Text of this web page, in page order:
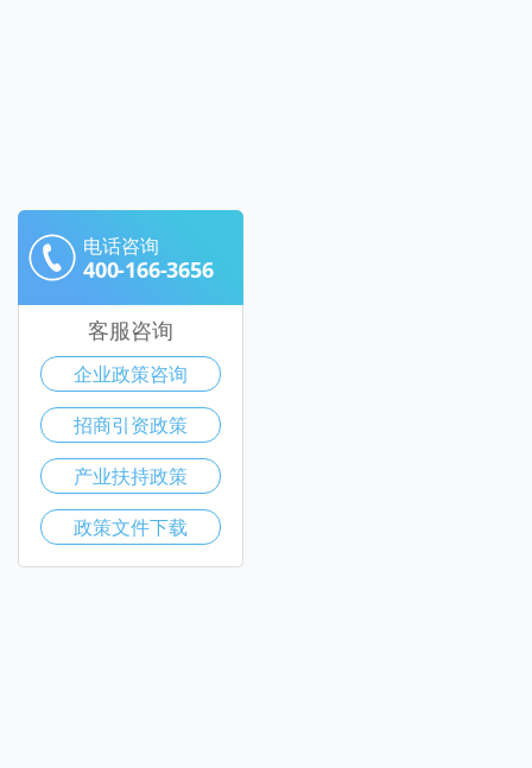
电话咨询
400-166-3656
客服咨询
企业政策咨询
招商引资政策
产业扶持政策
政策文件下载